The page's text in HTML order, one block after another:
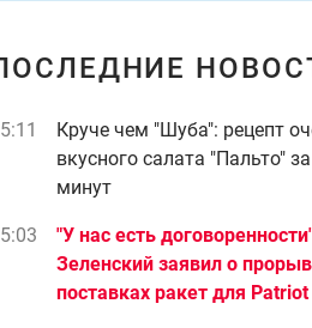
Круче чем "Шуба": рецепт
вкусного салата "Пальто"
минут
"У нас есть
Зеленский заявил о
поставках ракет для Patriot